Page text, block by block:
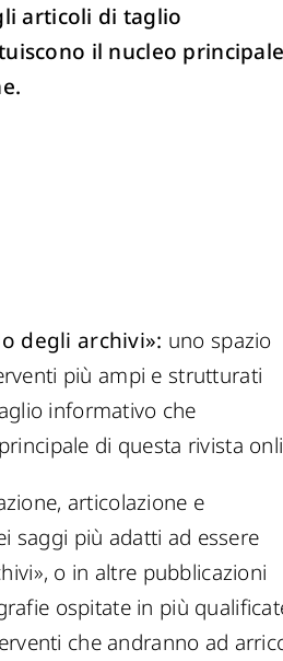
articoli di taglio
il nucleo principale
degli archivi»: uno spazio
più ampi e strutturati
informativo che
di questa rivista
articolazione e
saggi più adatti ad essere
o in altre pubblicazioni
ospitate in più
che andranno ad